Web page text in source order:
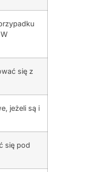
się z
jeżeli są i
się pod